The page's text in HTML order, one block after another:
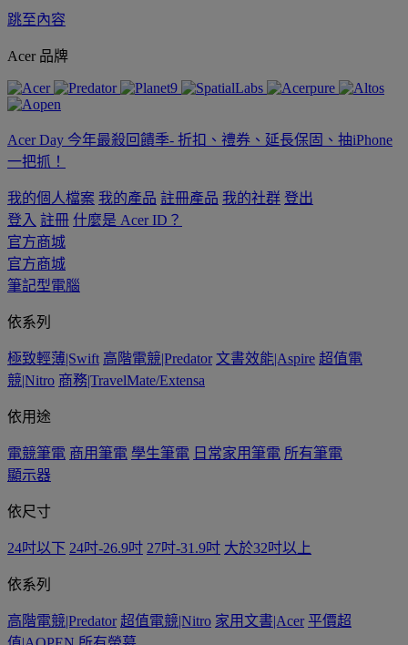
跳至內容
Acer 品牌
Acer Day 今年最殺回饋季- 折扣、禮券、延長保固、抽iPhone
一把抓！
我的個人檔案 我的產品 註冊產品 我的社群 登出
登入 註冊 什麼是 Acer ID？
官方商城
官方商城
筆記型電腦
依系列
極致輕薄|Swift 高階電競|Predator 文書效能|Aspire 超值電
競|Nitro 商務|TravelMate/Extensa
依用途
電競筆電 商用筆電 學生筆電 日常家用筆電 所有筆電
顯示器
依尺寸
24吋以下 24吋-26.9吋 27吋-31.9吋 大於32吋以上
依系列
高階電競|Predator 超值電競|Nitro 家用文書|Acer 平價超